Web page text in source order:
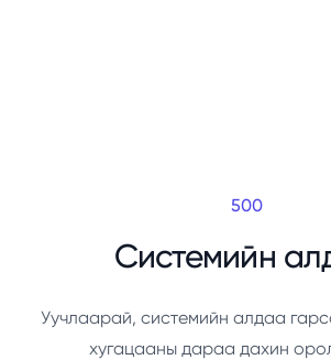
500
Системийн
Уучлаарай, системийн алдаа
хугацааны дараа дахин